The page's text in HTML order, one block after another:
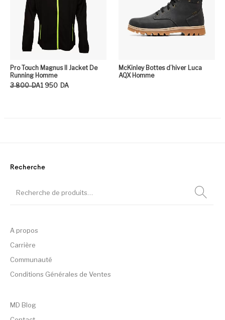
Pro Touch Magnus II Jacket De
Running Homme
3 800 DA
Le prix initial était : 3 800DA.
1 950 DA
Le prix actuel est : 1 950DA.
McKinley Bottes d’hiver Luca
AQX Homme
Recherche
A propos
Carrière
Communauté
Conditions Générales de Ventes
MD Blog